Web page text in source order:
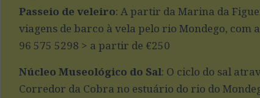
Passeio de veleiro: A partir da Marina da
viagens de barco à vela pelo rio Mondego, com
96 575 5298 > a partir de €250
Núcleo Museológico do Sal: O ciclo do sal
Corredor da Cobra no estuário do rio do